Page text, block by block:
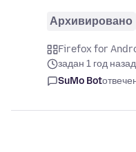
Архивировано
Firefox for
задан 1 год назад
SuMo Bot